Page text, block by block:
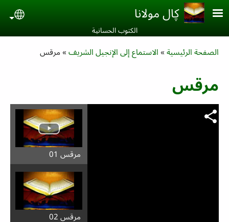
Skip to main content
ڮال مولانا
الكتوب الحسانية‎
Breadcrumb
الصفحة الرئيسية الاستماع إلى الإنجيل الشريف مرقس
مرقس
مرقس 01
مرقس 02